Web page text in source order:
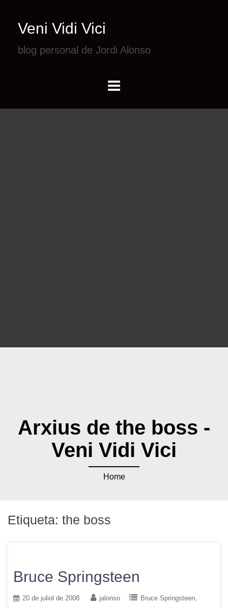
Veni Vidi Vici
blog personal de Jordi Alonso
Arxius de the boss -
Veni Vidi Vici
Home
Etiqueta: the boss
Bruce Springsteen
20 de juliol de 2008 jalonso
Bruce Springsteen